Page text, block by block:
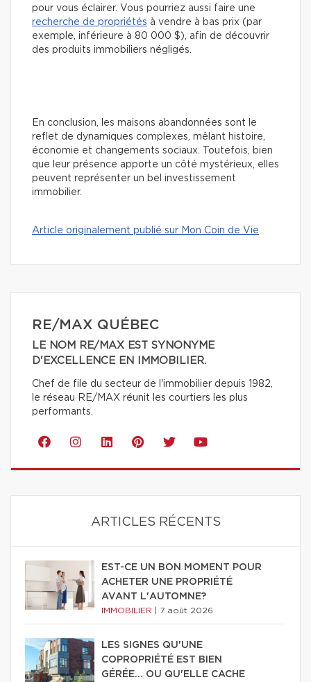
pour vous éclairer. Vous pourriez aussi faire une
recherche de propriétés à vendre à bas prix (par
exemple, inférieure à 80 000 $), afin de découvrir
des produits immobiliers négligés.
En conclusion, les maisons abandonnées sont le
reflet de dynamiques complexes, mêlant histoire,
économie et changements sociaux. Toutefois, bien
que leur présence apporte un côté mystérieux, elles
peuvent représenter un bel investissement
immobilier.
Article originalement publié sur Mon Coin de Vie
RE/MAX QUÉBEC
LE NOM RE/MAX EST SYNONYME
D'EXCELLENCE EN IMMOBILIER.
Chef de file du secteur de l'immobilier depuis 1982,
le réseau RE/MAX réunit les courtiers les plus
performants.
ARTICLES RÉCENTS
EST-CE UN BON MOMENT POUR
ACHETER UNE PROPRIÉTÉ
AVANT L'AUTOMNE?
IMMOBILIER 7 août 2026
LES SIGNES QU'UNE
COPROPRIÉTÉ EST BIEN
GÉRÉE… OU QU'ELLE CACHE